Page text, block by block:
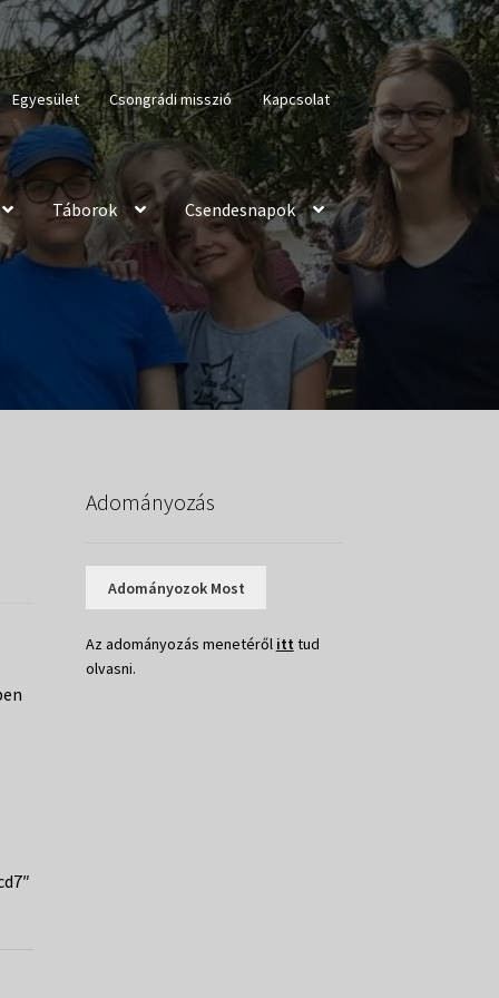
Egyesület Csongrádi misszió Kapcsolat
Táborok Csendesnapok
Adományozás
Adományozok Most
Az adományozás menetéről itt tud
olvasni.